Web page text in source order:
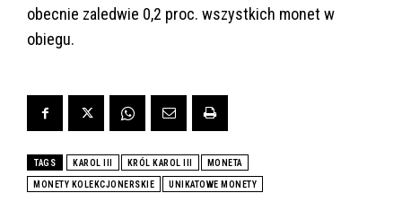
obecnie zaledwie 0,2 proc. wszystkich monet w
obiegu.
TAGS KAROL III KRÓL KAROL III MONETA
MONETY KOLEKCJONERSKIE UNIKATOWE MONETY